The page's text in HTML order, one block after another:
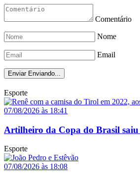
Comentário
Nome
Email
Enviar Enviando...
Esporte
07/08/2026 às 18:41
Artilheiro da Copa do Brasil saiu
Esporte
07/08/2026 às 18:08